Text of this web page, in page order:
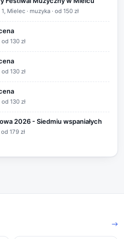
Mielec · muzyka · od 150 zł
130 zł
130 zł
130 zł
2026 - Siedmiu wspaniałych
179 zł